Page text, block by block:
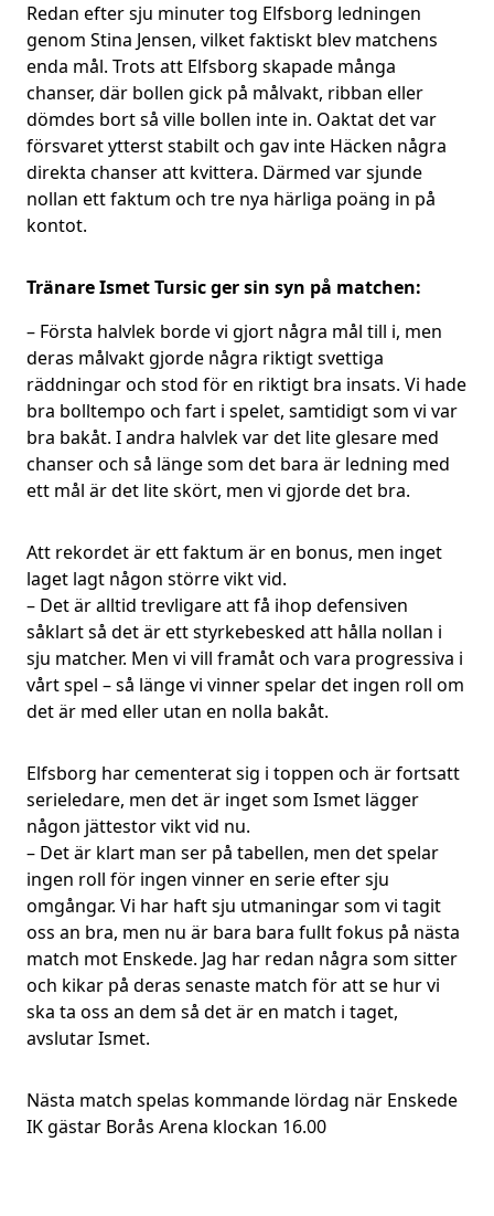
Redan efter sju minuter tog Elfsborg ledningen
genom Stina Jensen, vilket faktiskt blev matchens
enda mål. Trots att Elfsborg skapade många
chanser, där bollen gick på målvakt, ribban eller
dömdes bort så ville bollen inte in. Oaktat det var
försvaret ytterst stabilt och gav inte Häcken några
direkta chanser att kvittera. Därmed var sjunde
nollan ett faktum och tre nya härliga poäng in på
kontot.
Tränare Ismet Tursic ger sin syn på matchen:
– Första halvlek borde vi gjort några mål till i, men
deras målvakt gjorde några riktigt svettiga
räddningar och stod för en riktigt bra insats. Vi hade
bra bolltempo och fart i spelet, samtidigt som vi var
bra bakåt. I andra halvlek var det lite glesare med
chanser och så länge som det bara är ledning med
ett mål är det lite skört, men vi gjorde det bra.
Att rekordet är ett faktum är en bonus, men inget
laget lagt någon större vikt vid.
– Det är alltid trevligare att få ihop defensiven
såklart så det är ett styrkebesked att hålla nollan i
sju matcher. Men vi vill framåt och vara progressiva i
vårt spel – så länge vi vinner spelar det ingen roll om
det är med eller utan en nolla bakåt.
Elfsborg har cementerat sig i toppen och är fortsatt
serieledare, men det är inget som Ismet lägger
någon jättestor vikt vid nu.
– Det är klart man ser på tabellen, men det spelar
ingen roll för ingen vinner en serie efter sju
omgångar. Vi har haft sju utmaningar som vi tagit
oss an bra, men nu är bara bara fullt fokus på nästa
match mot Enskede. Jag har redan några som sitter
och kikar på deras senaste match för att se hur vi
ska ta oss an dem så det är en match i taget,
avslutar Ismet.
Nästa match spelas kommande lördag när Enskede
IK gästar Borås Arena klockan 16.00